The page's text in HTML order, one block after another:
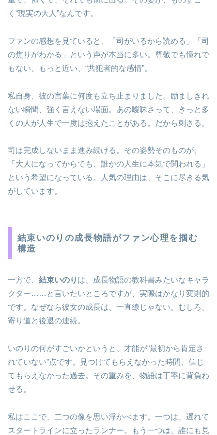
く“現実の大人”なんです。
ファンの感想を見ていると、「司がいるから読める」「司
の焦りがわかる」という声が本当に多い。尊敬でも憧れで
もない。もっと近い、“共犯者的な感情”。
私自身、彼の言葉に何度も立ち止まりました。励ましきれ
ない瞬間、強く言えない場面。あの曖昧さって、きっと多
くの人が人生で一度は抱えたことがある。だから刺さる。
司は完成しないまま進み続ける。その姿勢そのものが、
「大人になってからでも、誰かの人生に本気で関われる」
という希望になっている。人気の理由は、そこに尽きる気
がしています。
結束いのりの成長物語がファン心理を掴む
構造
一方で、 結束いのり は、成長物語の教科書みたいなキャラ
クター……と言いたいところですが、実際はかなり変則的
です。なぜなら彼女の成長は、一直線じゃない。むしろ、
寄り道と後退の連続。
いのりの何がすごいかというと、才能が“最初から肯定さ
れていない”点です。見つけてもらえなかった時間、信じ
てもらえなかった過去。その重みを、物語は丁寧に背負わ
せる。
私はここで、二つの像を思い浮かべます。一つは、遅れて
スタートラインに立ったランナー。もう一つは、誰にも見